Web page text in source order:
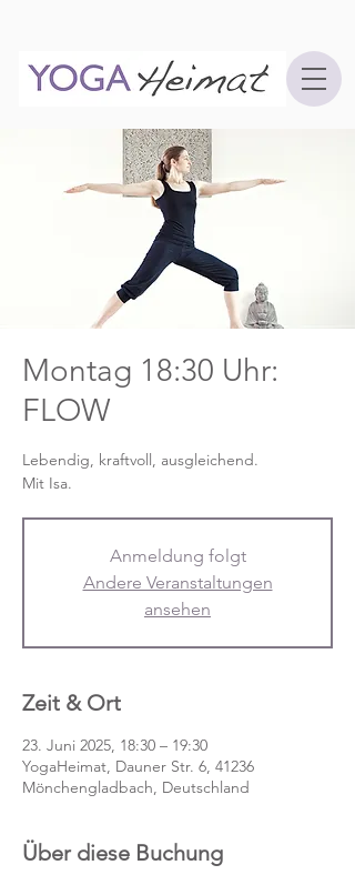
Montag 18:30 Uhr:
FLOW
Lebendig, kraftvoll, ausgleichend.
Mit Isa.
Anmeldung folgt
Andere Veranstaltungen
ansehen
Zeit & Ort
23. Juni 2025, 18:30 – 19:30
YogaHeimat, Dauner Str. 6, 41236
Mönchengladbach, Deutschland
Über diese Buchung